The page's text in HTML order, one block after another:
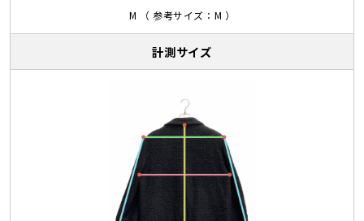
M （ 参考サイズ：M ）
計測サイズ